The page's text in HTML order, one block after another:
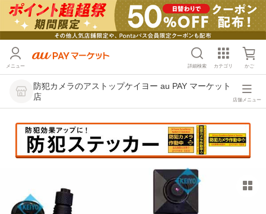
メニュー 詳細検索 カテゴリ かご
防犯カメラのアストップケイヨー au PAY マーケット
店
店舗メニュー